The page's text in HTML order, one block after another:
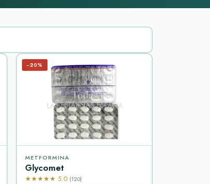
−20%
METFORMINA
Glycomet
★★★★★ 5.0 (120)